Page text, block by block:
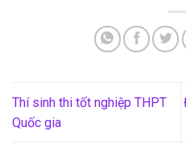
Thí sinh thi tốt nghiệp THPT
Quốc gia